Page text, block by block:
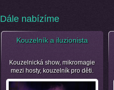
Dále nabízíme
Kouzelník a iluzionista
Kouzelnická show, mikromagie
mezi hosty, kouzelník pro děti.